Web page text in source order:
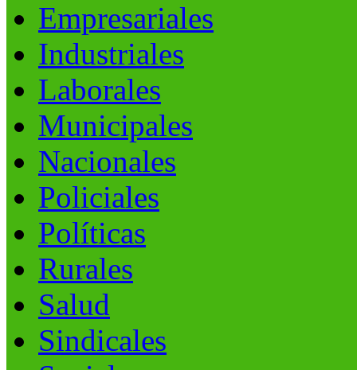
Empresariales
Industriales
Laborales
Municipales
Nacionales
Policiales
Políticas
Rurales
Salud
Sindicales